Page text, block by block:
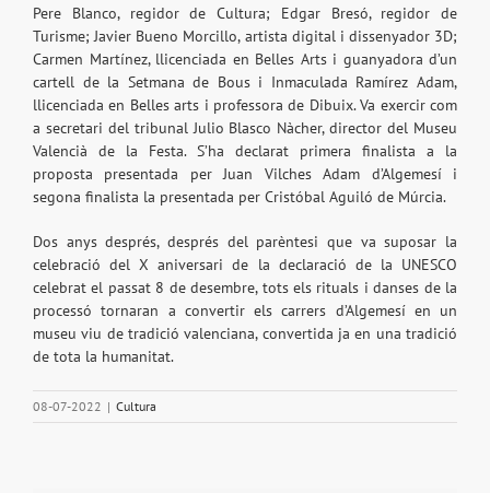
Pere Blanco, regidor de Cultura; Edgar Bresó, regidor de
Turisme; Javier Bueno Morcillo, artista digital i dissenyador 3D;
Carmen Martínez, llicenciada en Belles Arts i guanyadora d’un
cartell de la Setmana de Bous i Inmaculada Ramírez Adam,
llicenciada en Belles arts i professora de Dibuix. Va exercir com
a secretari del tribunal Julio Blasco Nàcher, director del Museu
Valencià de la Festa. S’ha declarat primera finalista a la
proposta presentada per Juan Vilches Adam d’Algemesí i
segona finalista la presentada per Cristóbal Aguiló de Múrcia.
Dos anys després, després del parèntesi que va suposar la
celebració del X aniversari de la declaració de la UNESCO
celebrat el passat 8 de desembre, tots els rituals i danses de la
processó tornaran a convertir els carrers d’Algemesí en un
museu viu de tradició valenciana, convertida ja en una tradició
de tota la humanitat.
08-07-2022 | Cultura